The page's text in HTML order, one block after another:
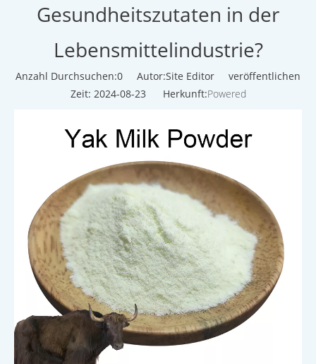
Gesundheitszutaten in der
Lebensmittelindustrie?
Anzahl Durchsuchen:0 Autor:Site Editor veröffentlichen
Zeit: 2024-08-23 Herkunft:Powered